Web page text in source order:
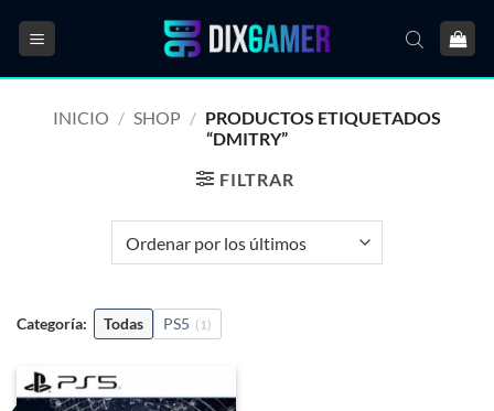
INICIO / SHOP / PRODUCTOS ETIQUETADOS
“DMITRY”
FILTRAR
Categoría: Todas PS5 (1)